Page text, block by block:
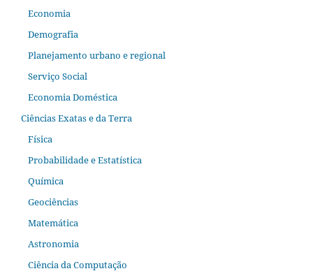
Economia
Demografia
Planejamento urbano e regional
Serviço Social
Economia Doméstica
Ciências Exatas e da Terra
Física
Probabilidade e Estatística
Química
Geociências
Matemática
Astronomia
Ciência da Computação